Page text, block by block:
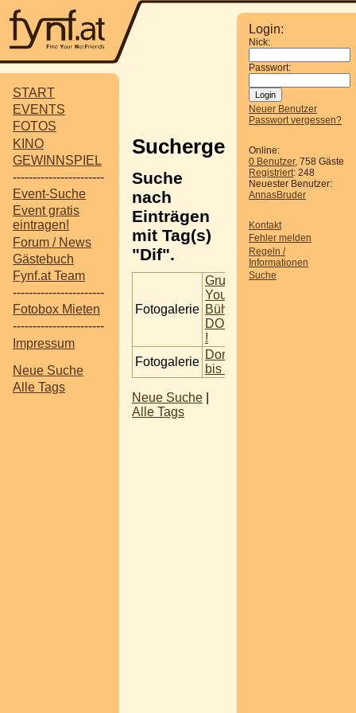
START
EVENTS
FOTOS
KINO
GEWINNSPIEL
-----------------------
Event-Suche
Event gratis
eintragen!
Forum / News
Gästebuch
Fynf.at Team
-----------------------
Fotobox Mieten
-----------------------
Impressum
Neue Suche
Alle Tags
Login:
Nick:
Passwort:
Neuer Benutzer
Passwort vergessen?
Online:
0 Benutzer, 758 Gäste
Registriert: 248
Neuester Benutzer:
AnnasBruder
Kontakt
Fehler melden
Regeln /
Informationen
Suche
Suchergebnisse
Suche
nach
Einträgen
mit Tag(s)
"Dif".
Fotogalerie
Gruppe Weanviertler
Younion (FSG)
Bühne ,24.06.2016
DONAUINSELFEST
!
Fotogalerie
Donauinselfest - 24.
bis 26. Juni 2016
Neue Suche
Alle Tags